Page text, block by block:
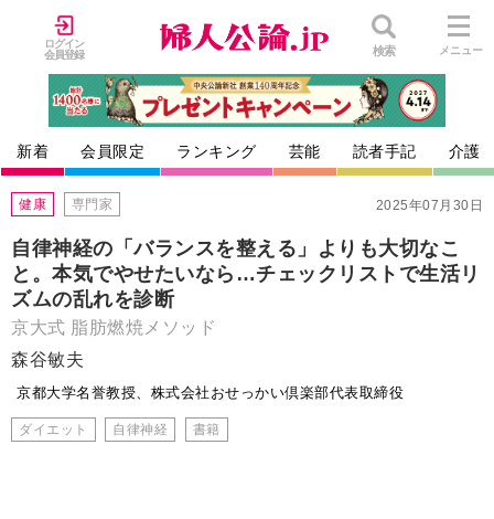
ログイン
会員登録
検索 メニュー
新着 会員限定 ランキング 芸能 読者手記 介護
2025年07月30日
健康 専門家
自律神経の「バランスを整える」よりも大切なこ
と。本気でやせたいなら…チェックリストで生活リ
ズムの乱れを診断
京大式 脂肪燃焼メソッド
森谷敏夫
京都大学名誉教授、株式会社おせっかい倶楽部代表取締役
ダイエット 自律神経 書籍